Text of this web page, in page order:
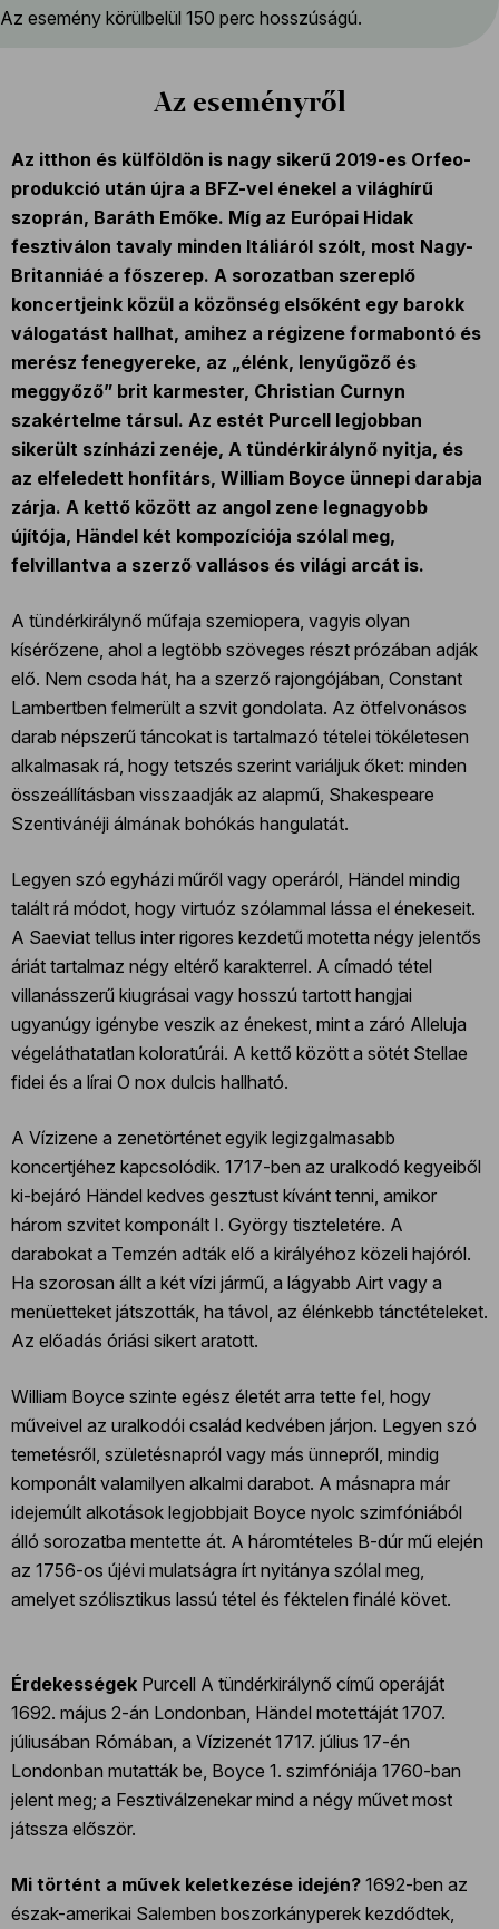
Az esemény körülbelül 150 perc hosszúságú.
Az eseményről
Az itthon és külföldön is nagy sikerű 2019-es Orfeo-
produkció után újra a BFZ-vel énekel a világhírű
szoprán, Baráth Emőke. Míg az Európai Hidak
fesztiválon tavaly minden Itáliáról szólt, most Nagy-
Britanniáé a főszerep. A sorozatban szereplő
koncertjeink közül a közönség elsőként egy barokk
válogatást hallhat, amihez a régizene formabontó és
merész fenegyereke, az „élénk, lenyűgöző és
meggyőző” brit karmester, Christian Curnyn
szakértelme társul. Az estét Purcell legjobban
sikerült színházi zenéje, A tündérkirálynő nyitja, és
az elfeledett honfitárs, William Boyce ünnepi darabja
zárja. A kettő között az angol zene legnagyobb
újítója, Händel két kompozíciója szólal meg,
felvillantva a szerző vallásos és világi arcát is.
A tündérkirálynő műfaja szemiopera, vagyis olyan
kísérőzene, ahol a legtöbb szöveges részt prózában adják
elő. Nem csoda hát, ha a szerző rajongójában, Constant
Lambertben felmerült a szvit gondolata. Az ötfelvonásos
darab népszerű táncokat is tartalmazó tételei tökéletesen
alkalmasak rá, hogy tetszés szerint variáljuk őket: minden
összeállításban visszaadják az alapmű, Shakespeare
Szentivánéji álmának bohókás hangulatát.
Legyen szó egyházi műről vagy operáról, Händel mindig
talált rá módot, hogy virtuóz szólammal lássa el énekeseit.
A Saeviat tellus inter rigores kezdetű motetta négy jelentős
áriát tartalmaz négy eltérő karakterrel. A címadó tétel
villanásszerű kiugrásai vagy hosszú tartott hangjai
ugyanúgy igénybe veszik az énekest, mint a záró Alleluja
végeláthatatlan koloratúrái. A kettő között a sötét Stellae
fidei és a lírai O nox dulcis hallható.
A Vízizene a zenetörténet egyik legizgalmasabb
koncertjéhez kapcsolódik. 1717-ben az uralkodó kegyeiből
ki-bejáró Händel kedves gesztust kívánt tenni, amikor
három szvitet komponált I. György tiszteletére. A
darabokat a Temzén adták elő a királyéhoz közeli hajóról.
Ha szorosan állt a két vízi jármű, a lágyabb Airt vagy a
menüetteket játszották, ha távol, az élénkebb tánctételeket.
Az előadás óriási sikert aratott.
William Boyce szinte egész életét arra tette fel, hogy
műveivel az uralkodói család kedvében járjon. Legyen szó
temetésről, születésnapról vagy más ünnepről, mindig
komponált valamilyen alkalmi darabot. A másnapra már
idejemúlt alkotások legjobbjait Boyce nyolc szimfóniából
álló sorozatba mentette át. A háromtételes B-dúr mű elején
az 1756-os újévi mulatságra írt nyitánya szólal meg,
amelyet szólisztikus lassú tétel és féktelen finálé követ.
Érdekességek Purcell A tündérkirálynő című operáját
1692. május 2-án Londonban, Händel motettáját 1707.
júliusában Rómában, a Vízizenét 1717. július 17-én
Londonban mutatták be, Boyce 1. szimfóniája 1760-ban
jelent meg; a Fesztiválzenekar mind a négy művet most
játssza először.
Mi történt a művek keletkezése idején? 1692-ben az
észak-amerikai Salemben boszorkányperek kezdődtek,